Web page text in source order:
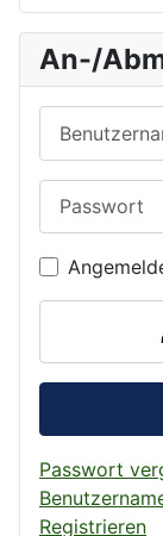
An-/
Passwort
Registrieren